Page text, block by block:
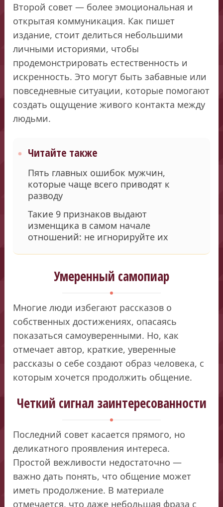
Второй совет — более эмоциональная и
открытая коммуникация. Как пишет
издание, стоит делиться небольшими
личными историями, чтобы
продемонстрировать естественность и
искренность. Это могут быть забавные или
повседневные ситуации, которые помогают
создать ощущение живого контакта между
людьми.
Читайте также
Пять главных ошибок мужчин,
которые чаще всего приводят к
разводу
Такие 9 признаков выдают
изменщика в самом начале
отношений: не игнорируйте их
Умеренный самопиар
Многие люди избегают рассказов о
собственных достижениях, опасаясь
показаться самоуверенными. Но, как
отмечает автор, краткие, уверенные
рассказы о себе создают образ человека, с
которым хочется продолжить общение.
Четкий сигнал заинтересованности
Последний совет касается прямого, но
деликатного проявления интереса.
Простой вежливости недостаточно —
важно дать понять, что общение может
иметь продолжение. В материале
отмечается, что даже небольшая фраза с